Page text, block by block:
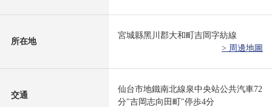
所在地
宮城縣黑川郡大和町吉岡字紡線
> 周邊地圖
交通
仙台市地鐵南北線泉中央站公共汽車72
分"吉岡志向田町"停歩4分